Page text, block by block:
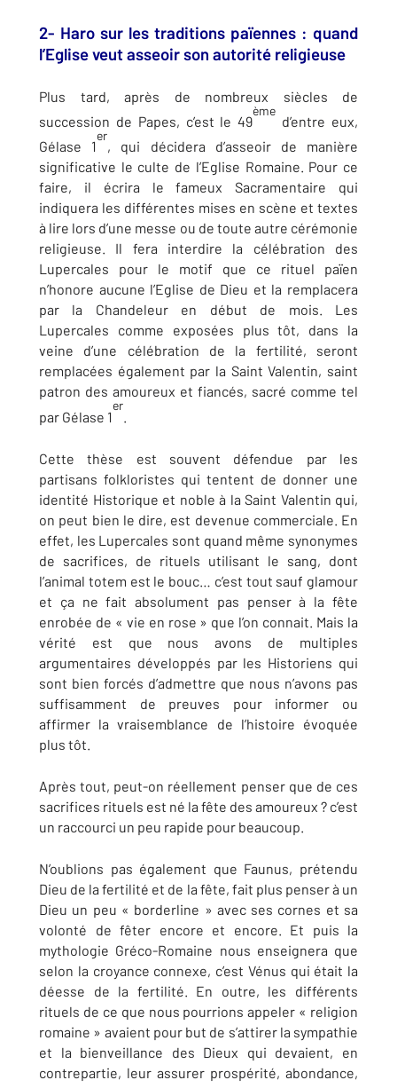
2- Haro sur les traditions païennes : quand
l’Eglise veut asseoir son autorité religieuse
Plus tard, après de nombreux siècles de
succession de Papes, c’est le 49
ème
d’entre eux,
Gélase 1
er
, qui décidera d’asseoir de manière
significative le culte de l’Eglise Romaine. Pour ce
faire, il écrira le fameux Sacramentaire qui
indiquera les différentes mises en scène et textes
à lire lors d’une messe ou de toute autre cérémonie
religieuse. Il fera interdire la célébration des
Lupercales pour le motif que ce rituel païen
n’honore aucune l’Eglise de Dieu et la remplacera
par la Chandeleur en début de mois. Les
Lupercales comme exposées plus tôt, dans la
veine d’une célébration de la fertilité, seront
remplacées également par la Saint Valentin, saint
patron des amoureux et fiancés, sacré comme tel
par Gélase 1
er
Cette thèse est souvent défendue par les
partisans folkloristes qui tentent de donner une
identité Historique et noble à la Saint Valentin qui,
on peut bien le dire, est devenue commerciale. En
effet, les Lupercales sont quand même synonymes
de sacrifices, de rituels utilisant le sang, dont
l’animal totem est le bouc… c’est tout sauf glamour
et ça ne fait absolument pas penser à la fête
enrobée de « vie en rose » que l’on connait. Mais la
vérité est que nous avons de multiples
argumentaires développés par les Historiens qui
sont bien forcés d’admettre que nous n’avons pas
suffisamment de preuves pour informer ou
affirmer la vraisemblance de l’histoire évoquée
plus tôt.
Après tout, peut-on réellement penser que de ces
sacrifices rituels est né la fête des amoureux ? c’est
un raccourci un peu rapide pour beaucoup.
N’oublions pas également que Faunus, prétendu
Dieu de la fertilité et de la fête, fait plus penser à un
Dieu un peu « borderline » avec ses cornes et sa
volonté de fêter encore et encore. Et puis la
mythologie Gréco-Romaine nous enseignera que
selon la croyance connexe, c’est Vénus qui était la
déesse de la fertilité. En outre, les différents
rituels de ce que nous pourrions appeler « religion
romaine » avaient pour but de s’attirer la sympathie
et la bienveillance des Dieux qui devaient, en
contrepartie, leur assurer prospérité, abondance,